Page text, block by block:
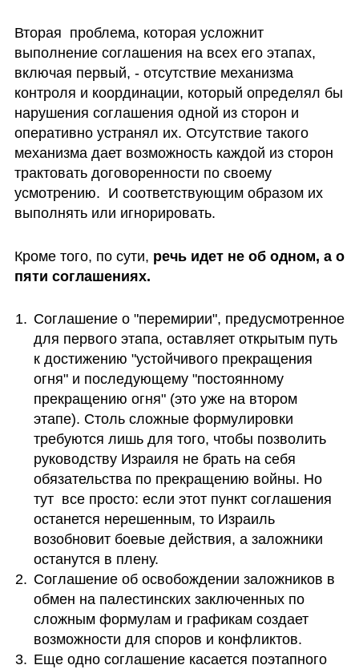
Вторая  проблема, которая усложнит
выполнение соглашения на всех его этапах,
включая первый, - отсутствие механизма
контроля и координации, который определял бы
нарушения соглашения одной из сторон и
оперативно устранял их. Отсутствие такого
механизма дает возможность каждой из сторон
трактовать договоренности по своему
усмотрению.  И соответствующим образом их
выполнять или игнорировать.
Кроме того, по сути, речь идет не об одном, а о
пяти соглашениях.
Соглашение о "перемирии", предусмотренное
для первого этапа, оставляет открытым путь
к достижению "устойчивого прекращения
огня" и последующему "постоянному
прекращению огня" (это уже на втором
этапе). Столь сложные формулировки
требуются лишь для того, чтобы позволить
руководству Израиля не брать на себя
обязательства по прекращению войны. Но
тут  все просто: если этот пункт соглашения
останется нерешенным, то Израиль
возобновит боевые действия, а заложники
останутся в плену.
Соглашение об освобождении заложников в
обмен на палестинских заключенных по
сложным формулам и графикам создает
возможности для споров и конфликтов.
Еще одно соглашение касается поэтапного